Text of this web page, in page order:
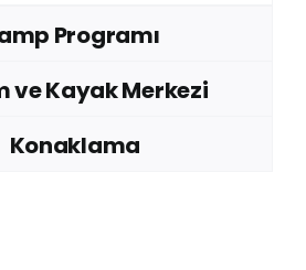
Programı
ve Kayak Merkezi
Konaklama